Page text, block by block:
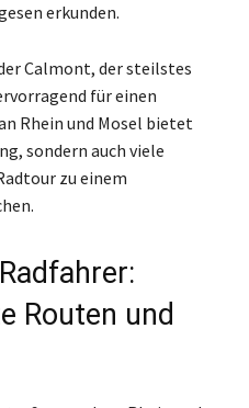
erkunden.
Calmont, der steilstes
für einen
Rhein und Mosel bietet
sondern auch viele
zu einem
Routen und